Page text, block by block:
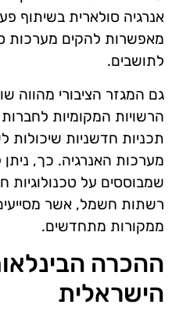
אנרגיה סולארית בשיתוף
מאפשרות להקים מערכות
לתושבים.
גם המגזר הציבורי מהווה
הרשויות המקומיות לחברות
תכניות חדשניות שיכולות
מערכות האנרגיה. כך,
שמבוססים על
רשתות חשמל, אשר
ממקורות מתחדשים.
ההכרה
הישראלית